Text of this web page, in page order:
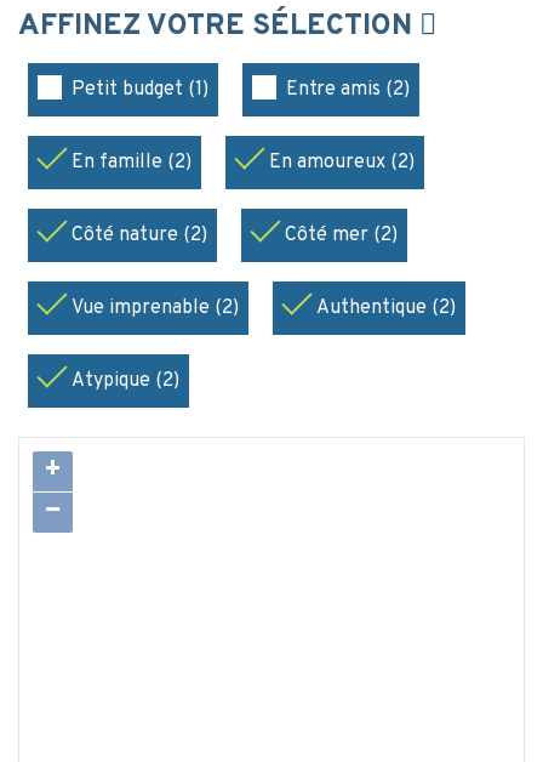
AFFINEZ VOTRE SÉLECTION
Petit budget (1) Entre amis (2)
En famille (2) En amoureux (2)
Côté nature (2) Côté mer (2)
Vue imprenable (2) Authentique (2)
Atypique (2)
+
−